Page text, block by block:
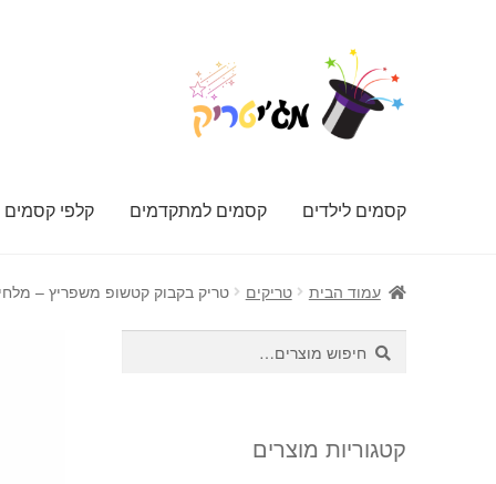
לניווט
לתוכן
קסמים לילדים קסמים למתקדמים קלפי קסמים
עמוד הבית טריקים טריק בקבוק קטשופ משפריץ –
חיפוש
עבור:
חיפוש
קטגוריות מוצרים